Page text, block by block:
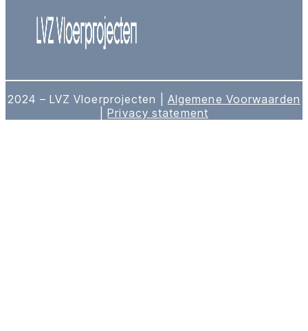
2024 – LVZ Vloerprojecten | Algemene Voorwaarden
|Privacy statement